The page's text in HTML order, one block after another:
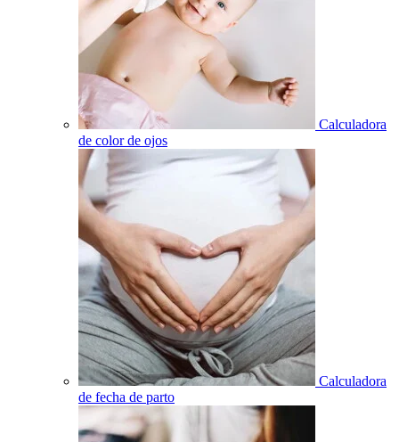
Calculadora
de color de ojos
Calculadora
de fecha de parto